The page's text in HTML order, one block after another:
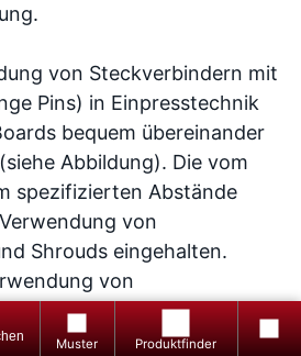
von Steckverbindern mit
Pins) in Einpresstechnik
bequem übereinander
Abbildung). Die vom
spezifizierten Abstände
von
Shrouds eingehalten.
von
somit nicht mehr
Gratis
Muster
Produktfinder totop